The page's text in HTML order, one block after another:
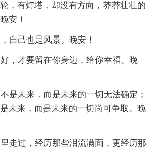
，有灯塔，却没有方向，莽莽壮壮的
安！
自己也是风景。晚安！
，才要留在你身边，给你幸福。晚
是未来，而是未来的一切无法确定；
未来，而是未来的一切尚可争取。晚
走过，经历那些泪流满面，更经历那